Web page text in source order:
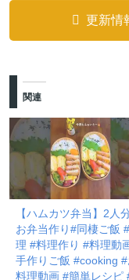
更新情
関連
【ハムカツ弁当】2人
お弁当作り#同棲ご飯
理 #料理作り #料理動
手作りご飯 #cooking #
料理動画 #簡単レシピ